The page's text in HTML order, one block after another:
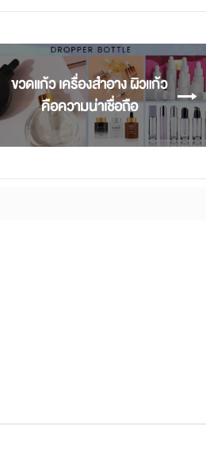
ขวดแก้ว เครื่องสำอาง ผิวแก้ว
คือความน่าเชื่อถือ